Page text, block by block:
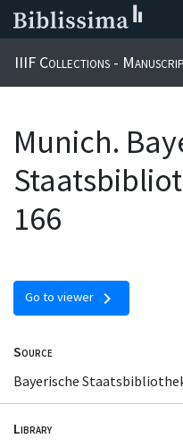
IIIF Collections -
Munich.
166
Go to viewer chevron_right
Source
Bayerische
Library